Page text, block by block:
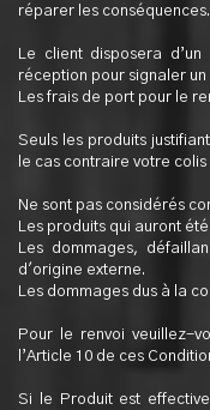
réparer les conséquences.
Le client disposera
réception pour signaler un
Les frais de port pour le
Seuls les produits
le cas contraire votre
Ne sont pas considérés
Les produits qui auront
Les dommages,
d'origine externe.
Les dommages dus à la
Pour le renvoi veuillez-
l’Article 10 de ces
Si le Produit est